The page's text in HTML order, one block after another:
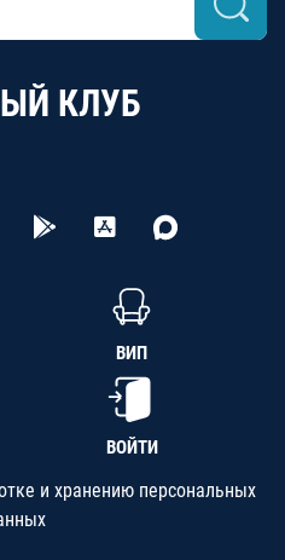
КЛУБ
ВИП
ВОЙТИ
и хранению персональных